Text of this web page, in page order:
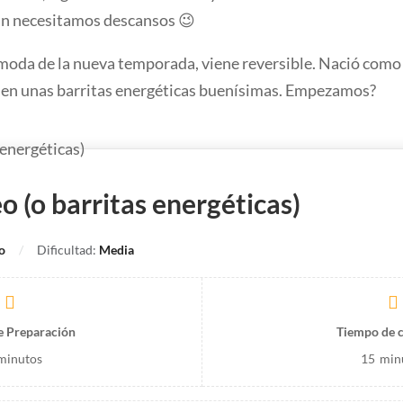
necesitamos descansos 😉
de la nueva temporada, viene reversible. Nació
unas barritas energéticas buenísimas. Empezamos?
(o barritas energéticas)
Dificultad: Media
Preparación
Tiempo de
15